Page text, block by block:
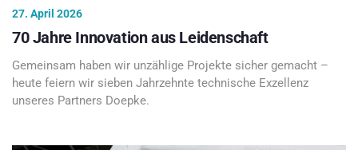
27. April 2026
70 Jahre Innovation aus Leidenschaft
Gemeinsam haben wir unzählige Projekte sicher gemacht –
heute feiern wir sieben Jahrzehnte technische Exzellenz
unseres Partners Doepke.